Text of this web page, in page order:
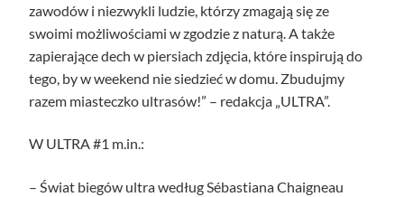
zawodów i niezwykli ludzie, którzy zmagają się ze
swoimi możliwościami w zgodzie z naturą. A także
zapierające dech w piersiach zdjęcia, które inspirują do
tego, by w weekend nie siedzieć w domu. Zbudujmy
razem miasteczko ultrasów!” – redakcja „ULTRA”.
W ULTRA #1 m.in.:
– Świat biegów ultra według Sébastiana Chaigneau